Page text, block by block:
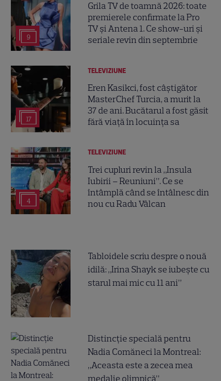
9
Grila TV de toamnă 2026: toate
premierele confirmate la Pro
TV și Antena 1. Ce show-uri și
seriale revin din septembrie
17
TELEVIZIUNE
Eren Kasikci, fost câștigător
MasterChef Turcia, a murit la
37 de ani. Bucătarul a fost găsit
fără viață în locuința sa
4
TELEVIZIUNE
Trei cupluri revin la „Insula
Iubirii – Reuniuni”. Ce se
întâmplă când se întâlnesc din
nou cu Radu Vâlcan
Tabloidele scriu despre o nouă
idilă: „Irina Shayk se iubește cu
starul mai mic cu 11 ani”
Distincție specială pentru
Nadia Comăneci la Montreal:
„Aceasta este a zecea mea
medalie olimpică”